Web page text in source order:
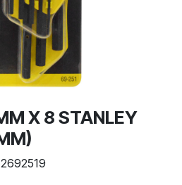
X 8 STANLEY